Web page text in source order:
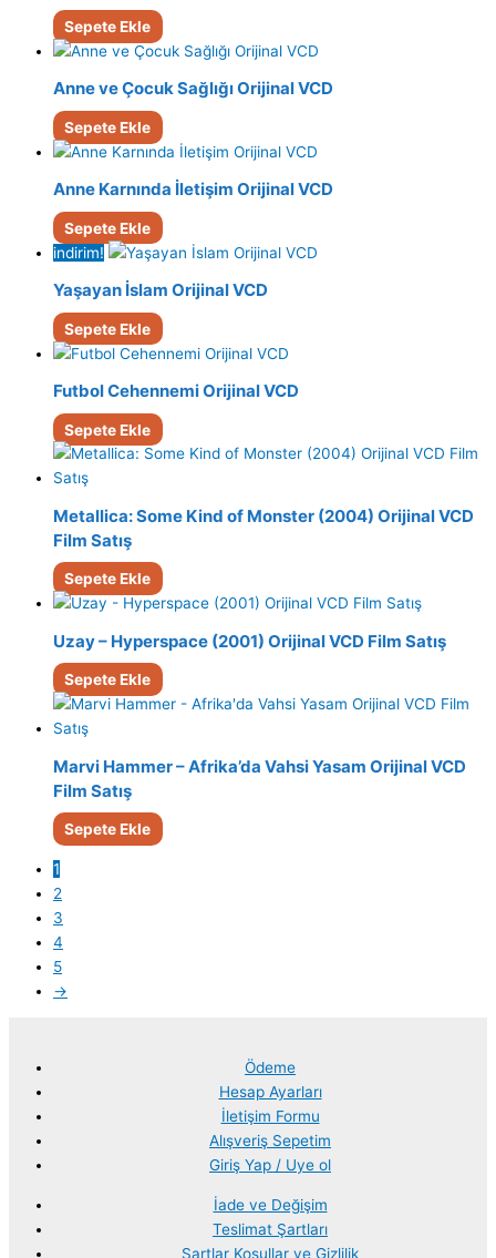
Sepete Ekle
Anne ve Çocuk Sağlığı Orijinal VCD
Sepete Ekle
Anne Karnında İletişim Orijinal VCD
Sepete Ekle
indirim!
Yaşayan İslam Orijinal VCD
Sepete Ekle
Futbol Cehennemi Orijinal VCD
Sepete Ekle
Metallica: Some Kind of Monster (2004) Orijinal VCD
Film Satış
Sepete Ekle
Uzay – Hyperspace (2001) Orijinal VCD Film Satış
Sepete Ekle
Marvi Hammer – Afrika’da Vahsi Yasam Orijinal VCD
Film Satış
Sepete Ekle
1
2
3
4
5
→
Ödeme
Hesap Ayarları
İletişim Formu
Alışveriş Sepetim
Giriş Yap / Uye ol
İade ve Değişim
Teslimat Şartları
Şartlar Koşullar ve Gizlilik